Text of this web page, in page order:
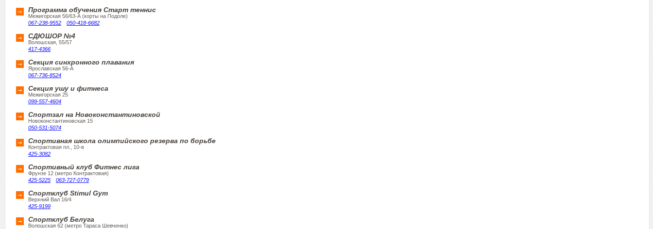
Программа обучения Старт теннис
Межигорская 56/63-А (корты на Подоле)
067-238-9552
050-418-6682
СДЮШОР №4
Волошская, 55/57
417-4366
Секция синхронного плавания
Ярославская 56-А
067-736-8524
Секция ушу и фитнеса
Межигорская 25
099-557-4604
Спортзал на Новоконстантиновской
Новоконстантиновская 15
050-531-5074
Спортивная школа олимпийского резерва по борьбе
Контрактовая пл., 10-в
425-3082
Спортивный клуб Фитнес лига
Фрунзе 12 (метро Контрактовая)
425-5225
063-727-0779
Спортклуб Stimul Gym
Верхний Вал 16/4
425-9199
Спортклуб Белуга
Волошская 62 (метро Тараса Шевченко)